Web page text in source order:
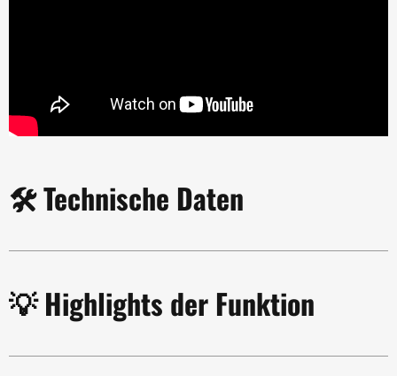
🛠️ Technische Daten
💡 Highlights der Funktion